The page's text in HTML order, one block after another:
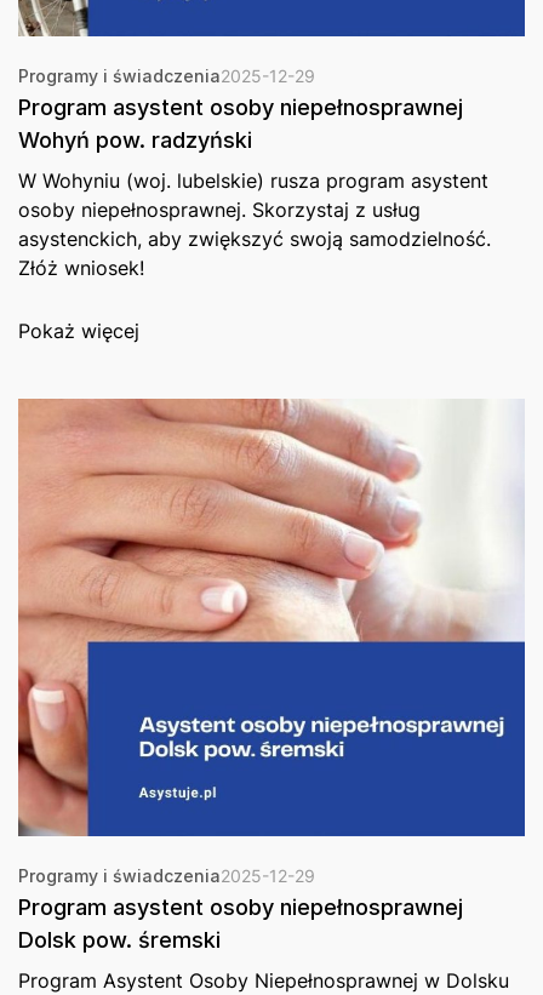
Programy i świadczenia2025-12-29
Program asystent osoby niepełnosprawnej
Wohyń pow. radzyński
W Wohyniu (woj. lubelskie) rusza program asystent
osoby niepełnosprawnej. Skorzystaj z usług
asystenckich, aby zwiększyć swoją samodzielność.
Złóż wniosek!
Pokaż więcej
Programy i świadczenia2025-12-29
Program asystent osoby niepełnosprawnej
Dolsk pow. śremski
Program Asystent Osoby Niepełnosprawnej w Dolsku